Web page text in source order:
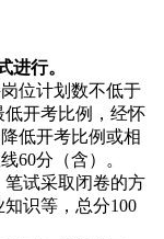
进行。
位计划数不低于
开考比例，经怀
低开考比例或相
60分（含）。
试采取闭卷的方
识等，总分100